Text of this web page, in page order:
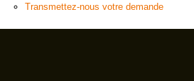
Transmettez-nous votre demande